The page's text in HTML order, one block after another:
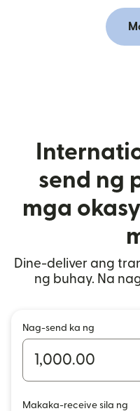
send ng
mga
Dine-deliver ang
ng buhay. Na
Nag-send ka ng
Makaka-receive sila ng